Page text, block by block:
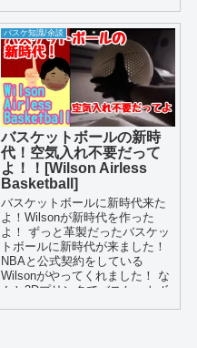
トだから取らないのかな。と思
っていましたが、違いました
バスケ知識/余談
バスケットボールの新時
代！空気入れ不要だって
よ！！[Wilson Airless
Basketball]
バスケットボールに新時代来た
よ！Wilsonが新時代を作った
よ！ ずっと革製だったバスケッ
トボールに新時代が来ました！
NBAと公式契約をしている
Wilsonがやってくれました！ な
んと3Dプリンタでバスケットボ